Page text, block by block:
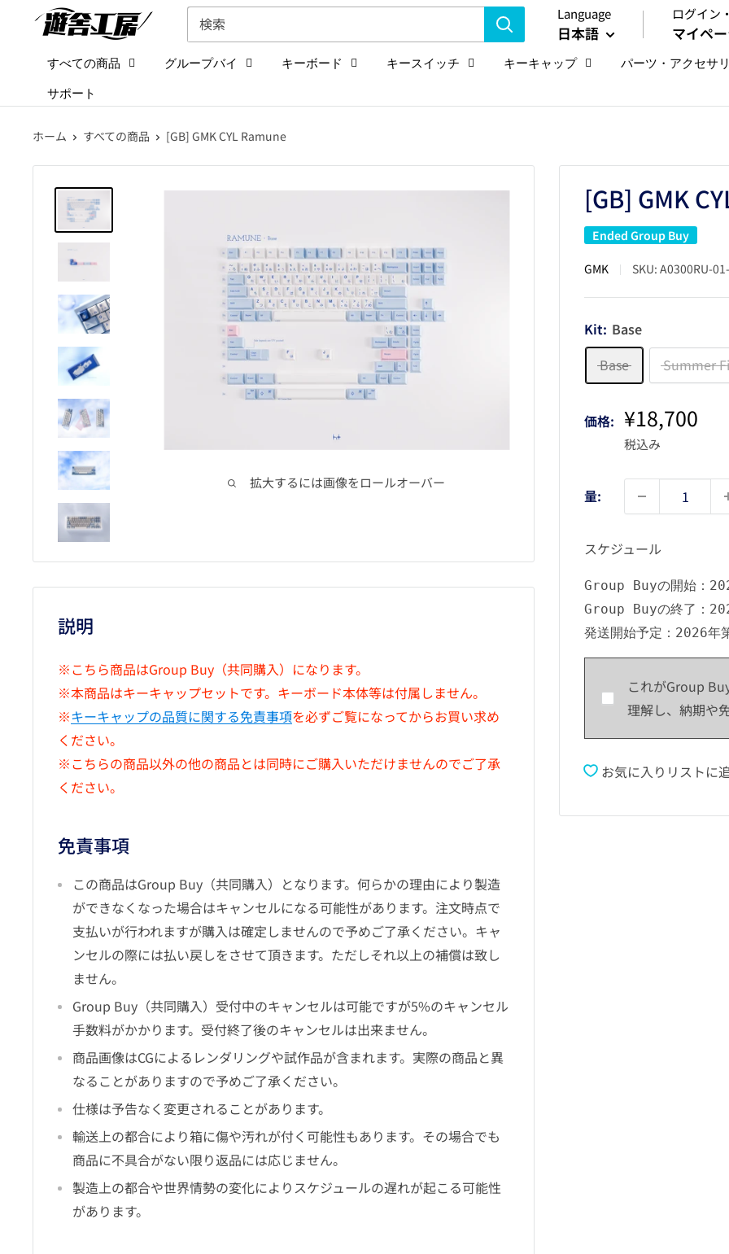
ツ
遊
舎
シ
ョ
Language
日本語
ログイン
マイペ
すべての商品 グループバイ キーボード キースイッチ キーキャップ パーツ・アクセサ
サポート
ホーム すべての商品 [GB] GMK CYL Ramune
拡大するには画像をロールオーバー
[GB] GMK
Ended Group Buy
GMK SKU: A0300RU-
Kit: Base
Base
Summer
価格: 販
売
価
格
¥18,700
税込み
量:
スケジュール
Group Buyの開始：
Group Buyの終了：
発送開始予定：2026年
これがGroup
理解し、納期や
お気に入りリストに
説明
※こちら商品はGroup Buy（共同購入）になります。
※本商品はキーキャップセットです。キーボード本体等は付属しません。
※キーキャップの品質に関する免責事項を必ずご覧になってからお買い求め
ください。
※こちらの商品以外の他の商品とは同時にご購入いただけませんのでご了承
ください。
免責事項
この商品はGroup Buy（共同購入）となります。何らかの理由により製造
ができなくなった場合はキャンセルになる可能性があります。注文時点で
支払いが行われますが購入は確定しませんので予めご了承ください。キャ
ンセルの際には払い戻しをさせて頂きます。ただしそれ以上の補償は致し
ません。
Group Buy（共同購入）受付中のキャンセルは可能ですが5%のキャンセル
手数料がかかります。受付終了後のキャンセルは出来ません。
商品画像はCGによるレンダリングや試作品が含まれます。実際の商品と異
なることがありますので予めご了承ください。
仕様は予告なく変更されることがあります。
輸送上の都合により箱に傷や汚れが付く可能性もあります。その場合でも
商品に不具合がない限り返品には応じません。
製造上の都合や世界情勢の変化によりスケジュールの遅れが起こる可能性
があります。